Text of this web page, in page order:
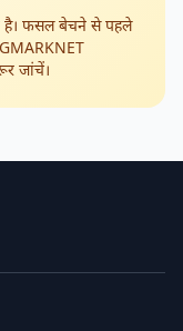
है। फसल बेचने से पहले
जांचें।